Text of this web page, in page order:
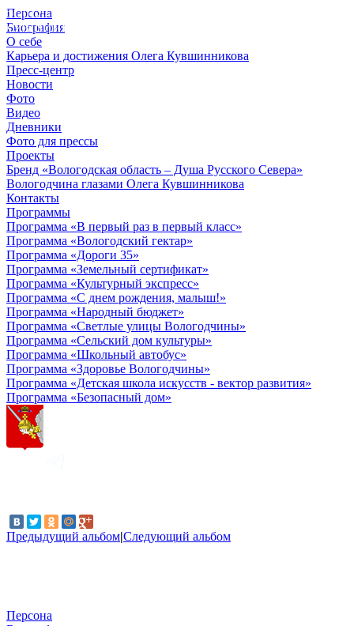
Персона
Биография
О себе
Карьера и достижения Олега Кувшинникова
Пресс-центр
Новости
Фото
Видео
Дневники
Фото для прессы
Проекты
Бренд «Вологодская область – Душа Русского Севера»
Вологодчина глазами Олега Кувшинникова
Контакты
Программы
Программа «В первый раз в первый класс»
Программа «Вологодский гектар»
Программа «Дороги 35»
Программа «Земельный сертификат»
Программа «Культурный экспресс»
Программа «С днем рождения, малыш!»
Программа «Народный бюджет»
Программа «Светлые улицы Вологодчины»
Программа «Сельский дом культуры»
Программа «Школьный автобус»
Программа «Здоровье Вологодчины»
Программа «Детская школа искусств - вектор развития»
Программа «Безопасный дом»
Предыдущий альбом|Следующий альбом
© 2012 - 2023,
КУВШИННИКОВ О.А.
Персона